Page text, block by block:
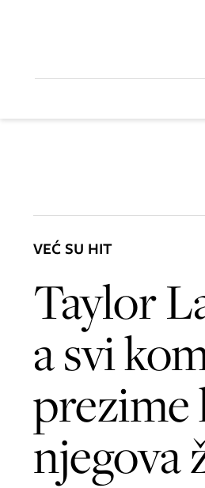
VEĆ SU HIT
Taylor
a svi
prezime
njegova